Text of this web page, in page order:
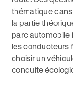
thématique dans
la partie
parc automobile
les conducteurs
choisir un
conduite